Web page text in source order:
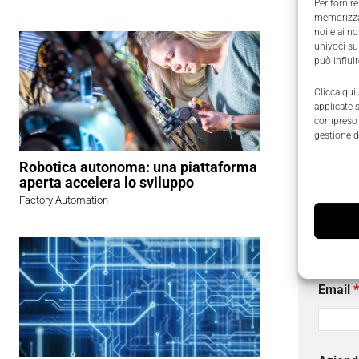
Per
noi e ai
univoci
può
Clicca qui
applicate
gestione
Robotica autonoma: una piattaforma
aperta accelera lo sviluppo
Factory Automation
sistema
ibridi.
di
assi
illimitato.
Email*